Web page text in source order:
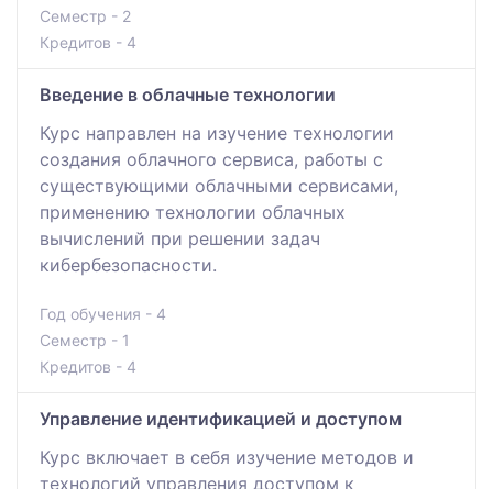
Семестр - 2
Кредитов - 4
Введение в облачные технологии
Курс направлен на изучение технологии
создания облачного сервиса, работы с
существующими облачными сервисами,
применению технологии облачных
вычислений при решении задач
кибербезопасности.
Год обучения - 4
Семестр - 1
Кредитов - 4
Управление идентификацией и доступом
Курс включает в себя изучение методов и
технологий управления доступом к